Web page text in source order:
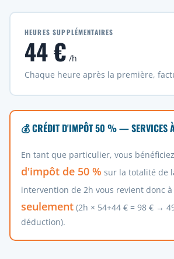
HEURES SUPPLÉMENTAIRES
44 € /h
Chaque heure après la première,
💰 CRÉDIT D'IMPÔT 50 % — SERVICES
En tant que particulier, vous
d'impôt de 50 % sur la totalité de
intervention de 2h vous revient donc à
seulement(2h × 54+44 € = 98 € →
déduction).